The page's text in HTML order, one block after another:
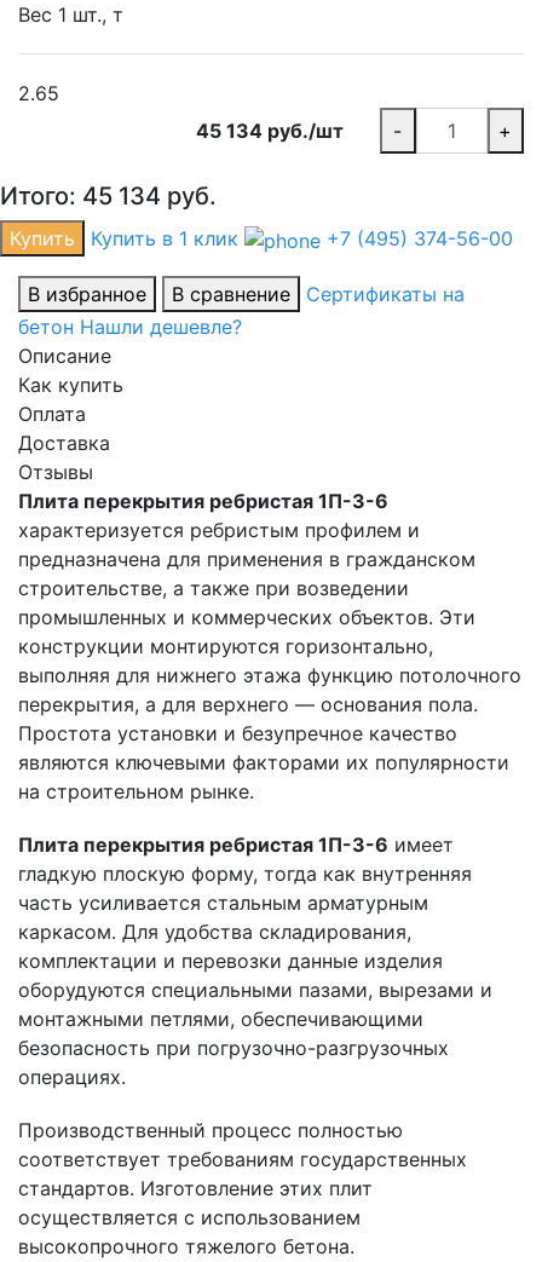
Вес 1 шт., т
2.65
45 134 руб./шт
- +
Итого: 45 134 руб.
Купить Купить в 1 клик +7 (495) 374-56-00
В избранное В сравнение
Сертификаты на
бетон Нашли дешевле?
Описание
Как купить
Оплата
Доставка
Отзывы
Плита перекрытия ребристая 1П-3-6
характеризуется ребристым профилем и
предназначена для применения в гражданском
строительстве, а также при возведении
промышленных и коммерческих объектов. Эти
конструкции монтируются горизонтально,
выполняя для нижнего этажа функцию потолочного
перекрытия, а для верхнего — основания пола.
Простота установки и безупречное качество
являются ключевыми факторами их популярности
на строительном рынке.
Плита перекрытия ребристая 1П-3-6 имеет
гладкую плоскую форму, тогда как внутренняя
часть усиливается стальным арматурным
каркасом. Для удобства складирования,
комплектации и перевозки данные изделия
оборудуются специальными пазами, вырезами и
монтажными петлями, обеспечивающими
безопасность при погрузочно-разгрузочных
операциях.
Производственный процесс полностью
соответствует требованиям государственных
стандартов. Изготовление этих плит
осуществляется с использованием
высокопрочного тяжелого бетона.